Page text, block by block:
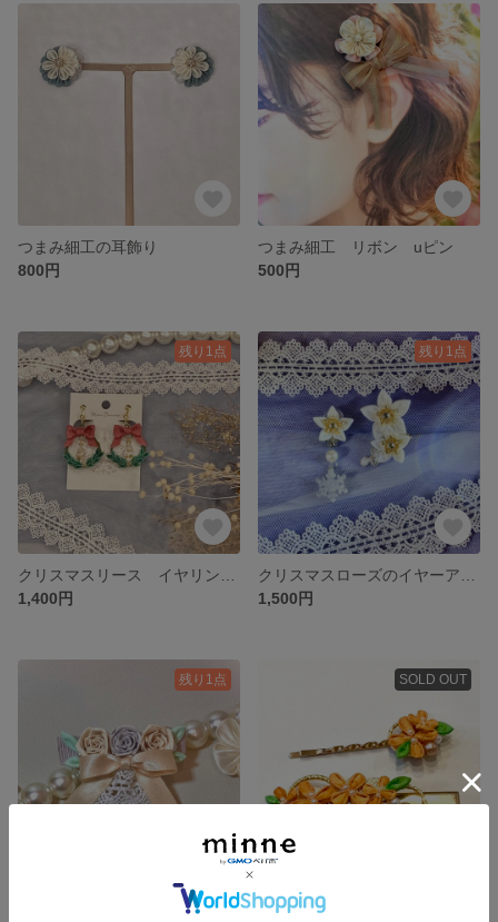
つまみ細工の耳飾り
800円
つまみ細工 リボン uピン
500円
残り1点
1,400円
残り1点
1,500円
残り1点
淡薔薇のブーケバレッタ つまみ細工
SOLD OUT